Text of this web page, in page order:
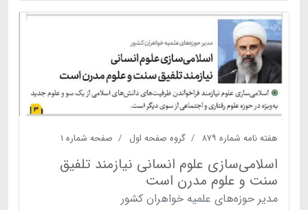
هفته نامه شماره ۸۷۹ گروه صفحه اول صفحه شماره ۱
اسلامی‌سازی علوم انسانی نیازمند تلفیق
سنت و علوم مدرن است
مدیر حوزه‌های علمیه خواهران کشور